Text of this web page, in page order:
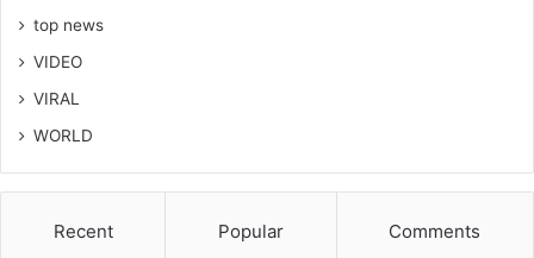
top news
VIDEO
VIRAL
WORLD
Recent Popular Comments